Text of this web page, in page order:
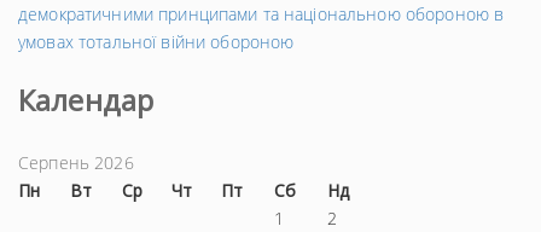
демократичними принципами та національною обороною в
умовах тотальної війни обороною
Календар
Серпень 2026
Пн
Вт Ср Чт Пт Сб
Нд
1
2